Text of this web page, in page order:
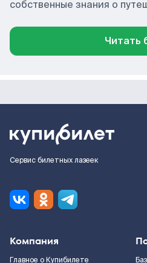
собственные знания о
Читать
Сервис билетных лазеек
Компания
Главное о Купибилете